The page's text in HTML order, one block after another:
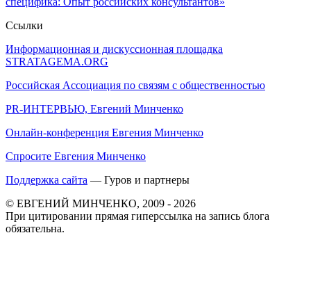
Ссылки
Информационная и дискуссионная площадка
STRATAGEMA.ORG
Российская Ассоциация по связям с общественностью
PR-ИНТЕРВЬЮ, Евгений Минченко
Онлайн-конференция Евгения Минченко
Спросите Евгения Минченко
Поддержка сайта — Гуров и партнеры
© ЕВГЕНИЙ МИНЧЕНКО, 2009 - 2026
При цитировании прямая гиперссылка на запись блога
обязательна.